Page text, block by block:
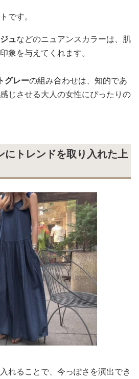
です。
ュなどのニュアンスカラーは、肌
象を与えてくれます。
グレーの組み合わせは、知的であ
じさせる大人の女性にぴったりの
にトレンドを取り入れた上
れることで、今っぽさを演出でき